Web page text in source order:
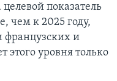
показатель
чем к 2025 году,
французских и
этого уровня только